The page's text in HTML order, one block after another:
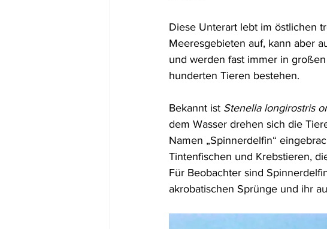
Diese Unterart lebt im östlichen
Meeresgebieten auf, kann aber
und werden fast immer in
hunderten Tieren bestehen.
Bekannt ist Stenella longirostris
dem Wasser drehen sich die
Namen „Spinnerdelfin“
Tintenfischen und Krebstieren,
Für Beobachter sind
akrobatischen Sprünge und ihr